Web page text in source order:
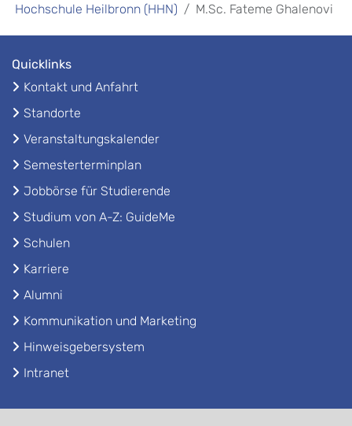
Hochschule Heilbronn (HHN) M.Sc. Fateme Ghalenovi
Quicklinks
Kontakt und Anfahrt
Standorte
Veranstaltungskalender
Semesterterminplan
Jobbörse für Studierende
Studium von A-Z: GuideMe
Schulen
Karriere
Alumni
Kommunikation und Marketing
Hinweisgebersystem
Intranet